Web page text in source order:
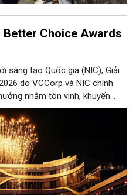
Choice Awards
sáng tạo Quốc gia (NIC), Giải
do VCCorp và NIC chính
nhằm tôn vinh, khuyến
sáng tạo, áp dụng trong đời